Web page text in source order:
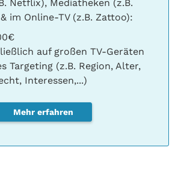
Netflix), Mediatheken (z.B.
im Online-TV (z.B. Zattoo):
auf großen TV-Geräten
Targeting (z.B. Region, Alter,
Interessen,...)
Mehr erfahren